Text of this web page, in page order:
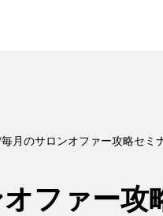
毎月のサロンオファー攻略セミ
ファー攻